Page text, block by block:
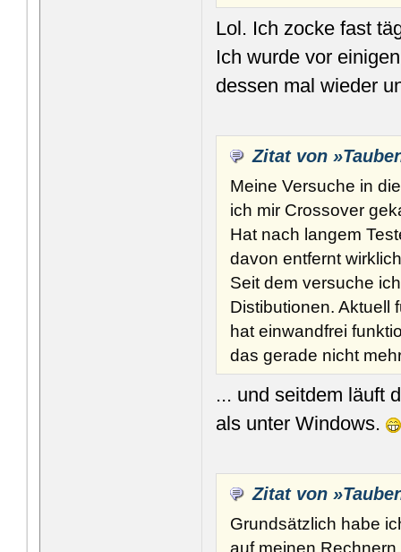
Lol. Ich zocke fast
Ich wurde vor
dessen mal wieder
Zitat von
Meine Versuche in
ich mir Crossover
Hat nach langem
davon entfernt
Seit dem versuche
Distibutionen. Aktuell
hat einwandfrei
das gerade nicht
... und seitdem läuft
als unter Windows.
Zitat von
Grundsätzlich habe